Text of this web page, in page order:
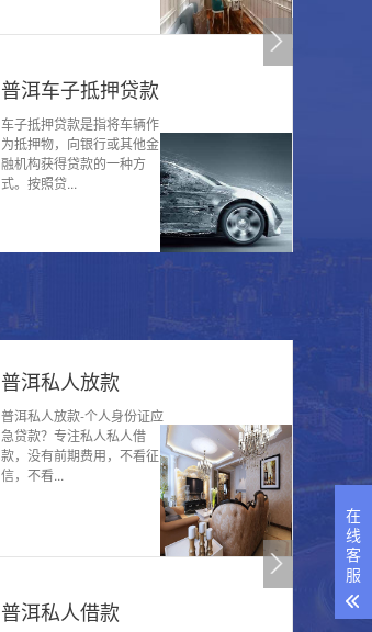
普洱房产二次抵押贷款
普洱房产二次抵押贷款是指
已获得银行住房抵押贷款的
借款人，通过将抵押贷款的
房屋再次...
普洱私人放款
普洱私人放款-个人身份证应
急贷款？专注私人私人借
款，没有前期费用，不看征
信，不看...
普洱私人借款
在
线
客
服